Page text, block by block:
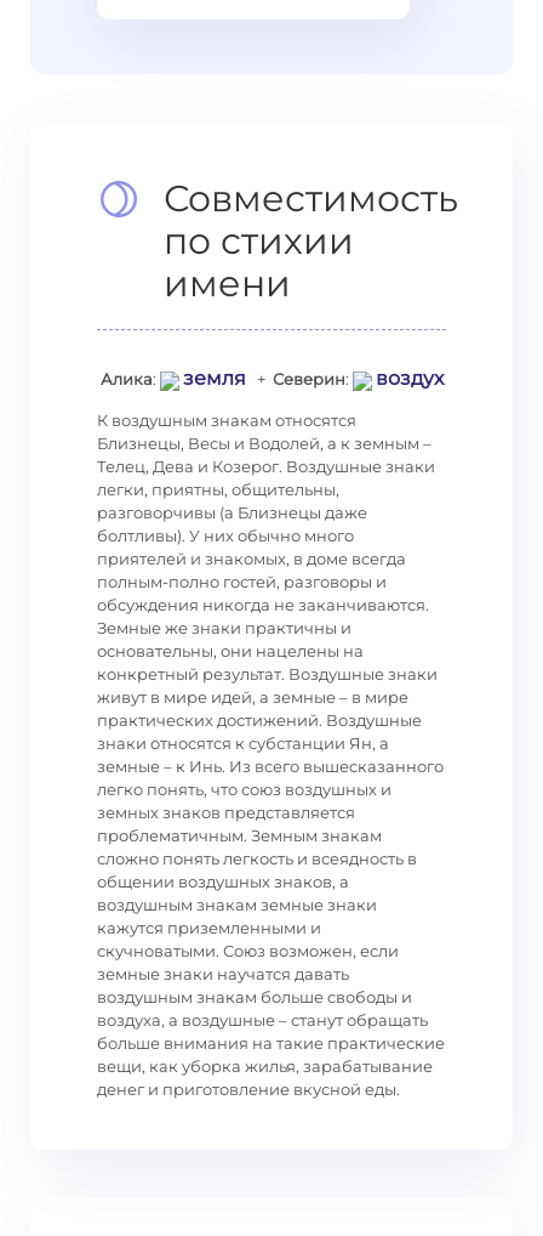
Совместимость
по стихии
имени
Алика: земля + Северин: воздух
К воздушным знакам относятся
Близнецы, Весы и Водолей, а к земным –
Телец, Дева и Козерог. Воздушные знаки
легки, приятны, общительны,
разговорчивы (а Близнецы даже
болтливы). У них обычно много
приятелей и знакомых, в доме всегда
полным-полно гостей, разговоры и
обсуждения никогда не заканчиваются.
Земные же знаки практичны и
основательны, они нацелены на
конкретный результат. Воздушные знаки
живут в мире идей, а земные – в мире
практических достижений. Воздушные
знаки относятся к субстанции Ян, а
земные – к Инь. Из всего вышесказанного
легко понять, что союз воздушных и
земных знаков представляется
проблематичным. Земным знакам
сложно понять легкость и всеядность в
общении воздушных знаков, а
воздушным знакам земные знаки
кажутся приземленными и
скучноватыми. Союз возможен, если
земные знаки научатся давать
воздушным знакам больше свободы и
воздуха, а воздушные – станут обращать
больше внимания на такие практические
вещи, как уборка жилья, зарабатывание
денег и приготовление вкусной еды.